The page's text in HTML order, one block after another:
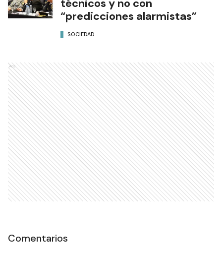
técnicos y no con
“predicciones alarmistas”
SOCIEDAD
Ads
Comentarios